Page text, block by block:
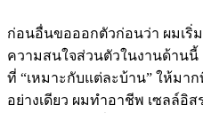
ก่อนอื่นขอออกตัวก่อนว่า ผมเริ่ม
ความสนใจส่วนตัวในงานด้าน
ที่ “เหมาะกับแต่ละบ้าน” ให้มา
อย่างเดียว ผมทำอาชีพ เซลล์อิส